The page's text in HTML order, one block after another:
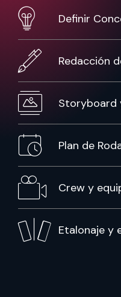
Definir
Redacción
Storyboard
Plan de
Crew y
Etalonaje y